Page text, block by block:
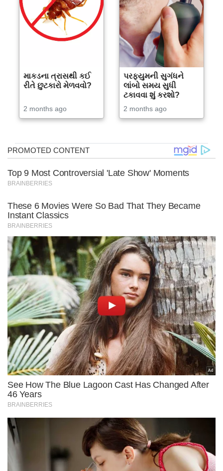
માકડના ત્રાસથી કઈ
રીતે છુટકારો મેળવવો?
2 months ago
પરફ્યુમની સુગંધને
લાંબો સમય સુધી
ટકાવવા શું કરશો?
2 months ago